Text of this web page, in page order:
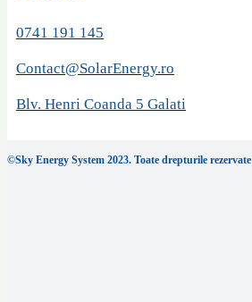
0741 191 145
Contact@SolarEnergy.ro
Blv. Henri Coanda 5 Galati
©Sky Energy System 2023. Toate drepturile rezervate